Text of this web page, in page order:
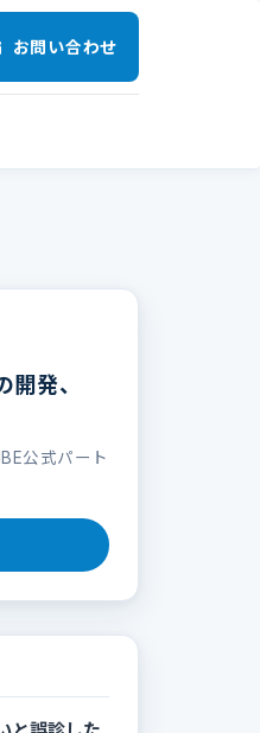
お問い合わせ
発、
公式パート